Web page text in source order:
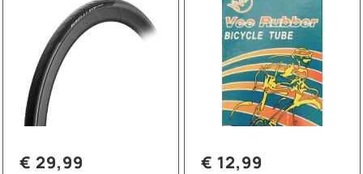
€ 29,99 € 12,99